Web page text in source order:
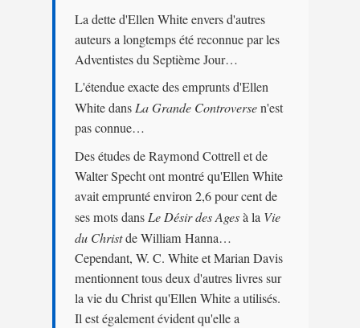
La dette d'Ellen White envers d'autres
auteurs a longtemps été reconnue par les
Adventistes du Septième Jour…
L'étendue exacte des emprunts d'Ellen
White dans La Grande Controversen'est
pas connue…
Des études de Raymond Cottrell et de
Walter Specht ont montré qu'Ellen White
avait emprunté environ 2,6 pour cent de
ses mots dans Le Désir des Agesà la Vie
du Christde William Hanna…
Cependant, W. C. White et Marian Davis
mentionnent tous deux d'autres livres sur
la vie du Christ qu'Ellen White a utilisés.
Il est également évident qu'elle a